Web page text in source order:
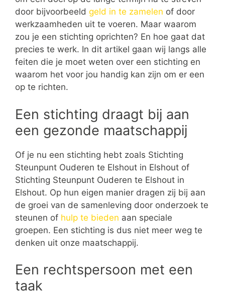
door bijvoorbeeld geld in te zamelen of door
werkzaamheden uit te voeren. Maar waarom
zou je een stichting oprichten? En hoe gaat dat
precies te werk. In dit artikel gaan wij langs alle
feiten die je moet weten over een stichting en
waarom het voor jou handig kan zijn om er een
op te richten.
Een stichting draagt bij aan
een gezonde maatschappij
Of je nu een stichting hebt zoals Stichting
Steunpunt Ouderen te Elshout in Elshout of
Stichting Steunpunt Ouderen te Elshout in
Elshout. Op hun eigen manier dragen zij bij aan
de groei van de samenleving door onderzoek te
steunen of hulp te bieden aan speciale
groepen. Een stichting is dus niet meer weg te
denken uit onze maatschappij.
Een rechtspersoon met een
taak